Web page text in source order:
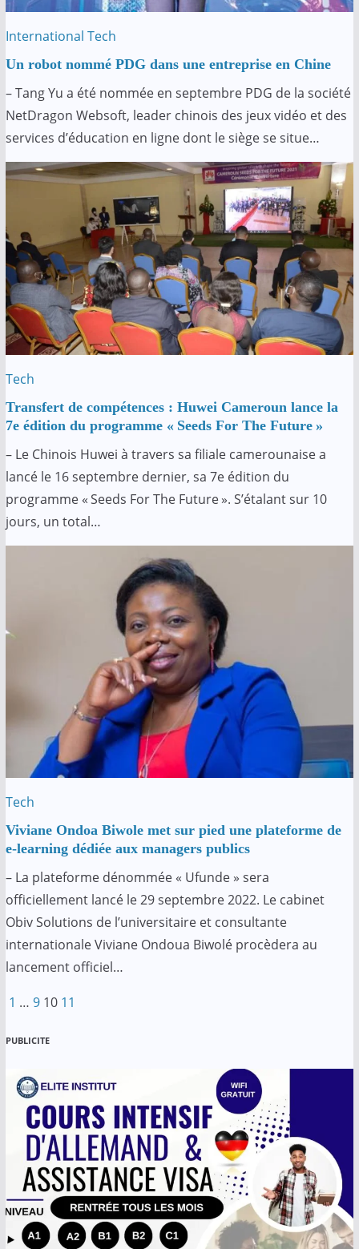
International Tech
Un robot nommé PDG dans une entreprise en Chine
– Tang Yu a été nommée en septembre PDG de la société
NetDragon Websoft, leader chinois des jeux vidéo et des
services d’éducation en ligne dont le siège se situe…
Tech
Transfert de compétences : Huwei Cameroun lance la
7e édition du programme « Seeds For The Future »
– Le Chinois Huwei à travers sa filiale camerounaise a
lancé le 16 septembre dernier, sa 7e édition du
programme « Seeds For The Future ». S’étalant sur 10
jours, un total…
Tech
Viviane Ondoa Biwole met sur pied une plateforme de
e-learning dédiée aux managers publics
– La plateforme dénommée « Ufunde » sera
officiellement lancé le 29 septembre 2022. Le cabinet
Obiv Solutions de l’universitaire et consultante
internationale Viviane Ondoua Biwolé procèdera au
lancement officiel…
Pagination
des
publications
1 … 9 10 11
PUBLICITE